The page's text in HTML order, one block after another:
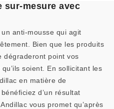
sur-mesure avec
anti-mousse qui agit
Bien que les produits
dégraderont point vos
soient. En sollicitant les
en matière de
d’un résultat
vous promet qu’après